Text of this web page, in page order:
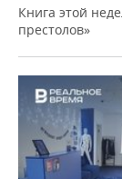
Книга этой
престолов»